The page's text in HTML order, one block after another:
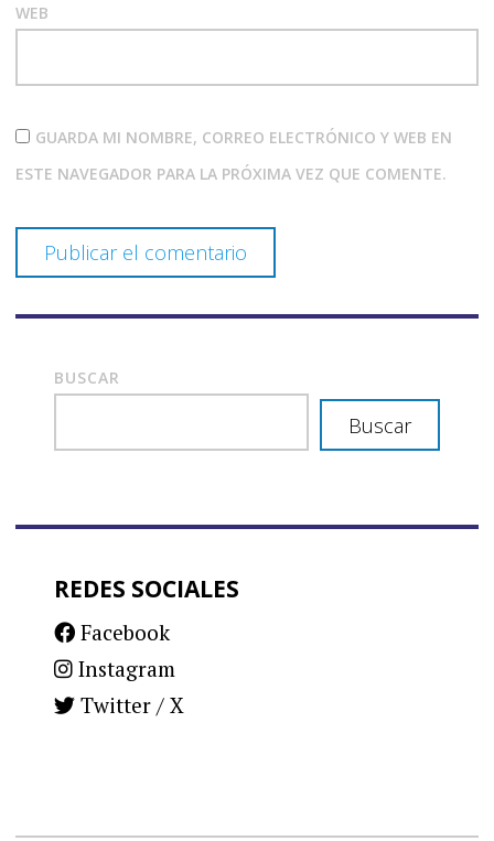
WEB
GUARDA MI NOMBRE, CORREO ELECTRÓNICO Y WEB EN
ESTE NAVEGADOR PARA LA PRÓXIMA VEZ QUE COMENTE.
BUSCAR
Buscar
REDES SOCIALES
Facebook
Instagram
Twitter / X